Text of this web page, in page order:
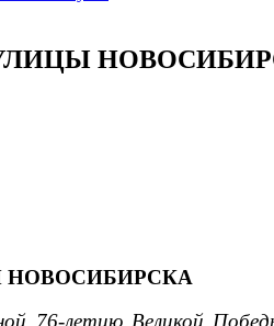
76-летию Великой